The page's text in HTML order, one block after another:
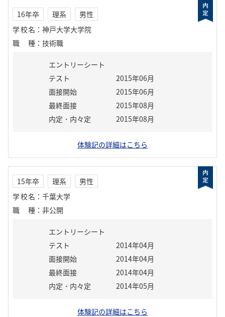
16年卒 理系
男性
学校名 ： 神戸大学大学院
職種 ： 技術職
エントリーシート
テスト
2015年06月
面接開始
2015年06月
最終面接
2015年08月
内定・内々定
2015年08月
体験記の詳細はこちら
15年卒 理系
男性
学校名 ： 千葉大学
職種 ： 非公開
エントリーシート
テスト
2014年04月
面接開始
2014年04月
最終面接
2014年04月
内定・内々定
2014年05月
体験記の詳細はこちら